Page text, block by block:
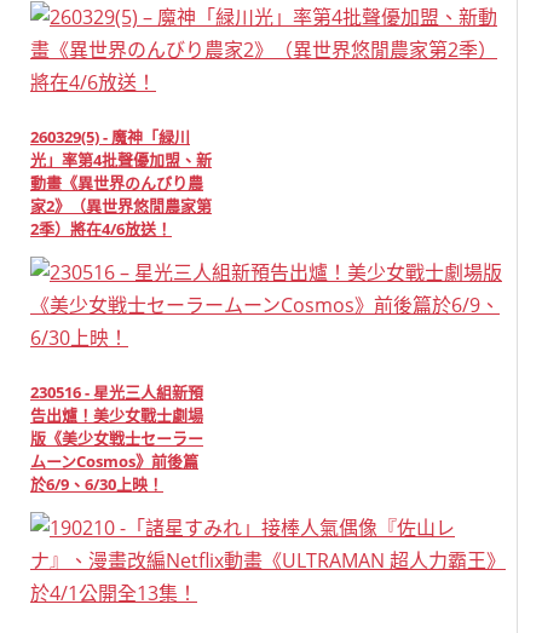
260329(5) - 魔神「緑川
光」率第4批聲優加盟、新
動畫《異世界のんびり農
家2》（異世界悠閒農家第
2季）將在4/6放送！
230516 - 星光三人組新預
告出爐！美少女戰士劇場
版《美少女戦士セーラー
ムーンCosmos》前後篇
於6/9、6/30上映！